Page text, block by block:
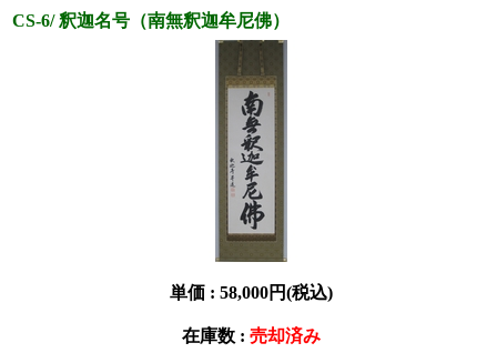
CS-6/ 釈迦名号（南無釈迦牟尼佛）
単価 : 58,000円(税込)
在庫数 : 売却済み